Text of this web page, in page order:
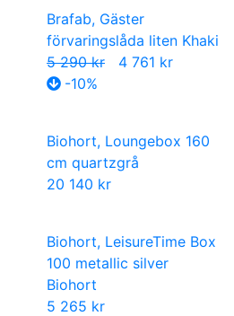
Brafab, Gäster
förvaringslåda liten Khaki
5 290 kr 4 761 kr
-10%
Biohort, Loungebox 160
cm quartzgrå
20 140 kr
Biohort, LeisureTime Box
100 metallic silver
Biohort
5 265 kr